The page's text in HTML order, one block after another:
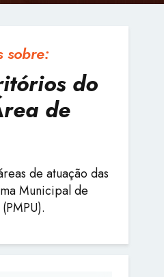
sobre:
do
de
de atuação das
Municipal de